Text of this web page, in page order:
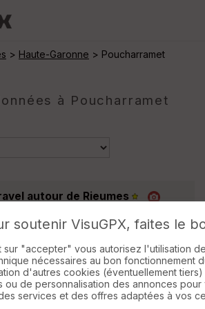
> Haute-Garonne > Poucharramet
à Poucharramet
autour de Rieumes
Gravel 46 km 380 m
gravel autour de Rieumes Il s'agit d'une
à effectuer en vélo gravel, de 46 km
autour de Rieumes au départ du
boucle emprunte exclusivement de
fréquentées et des pistes agricole ou
Les chemins emprunté après Savères
soutenir VisuGPX, faites le
sur "accepter" vous autorisez l'utilisation
nécessaires au bon fonctionnement
d'autres cookies (éventuellement
ou de personnalisation des annonces pour
services et des offres adaptées à vos